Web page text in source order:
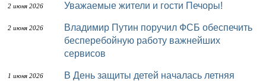
2 июня 2026 Уважаемые жители и гости Печоры!
2 июня 2026
Владимир Путин поручил ФСБ обеспечить
бесперебойную работу важнейших
сервисов
1 июня 2026
В День защиты детей началась летняя